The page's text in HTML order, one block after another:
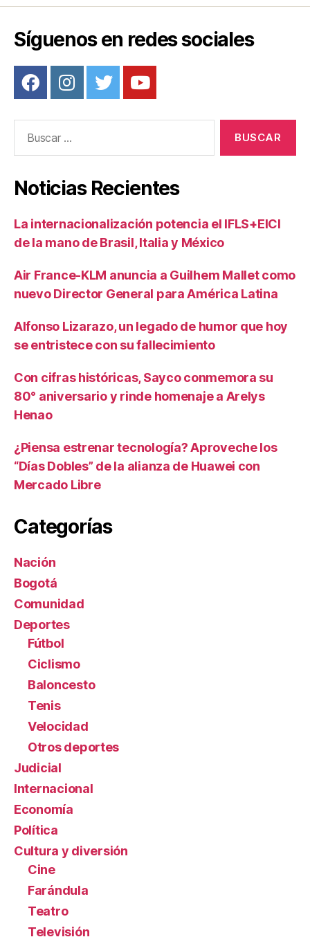
Síguenos en redes sociales
Noticias Recientes
La internacionalización potencia el IFLS+EICI
de la mano de Brasil, Italia y México
Air France-KLM anuncia a Guilhem Mallet como
nuevo Director General para América Latina
Alfonso Lizarazo, un legado de humor que hoy
se entristece con su fallecimiento
Con cifras históricas, Sayco conmemora su
80° aniversario y rinde homenaje a Arelys
Henao
¿Piensa estrenar tecnología? Aproveche los
“Días Dobles” de la alianza de Huawei con
Mercado Libre
Categorías
Nación
Bogotá
Comunidad
Deportes
Fútbol
Ciclismo
Baloncesto
Tenis
Velocidad
Otros deportes
Judicial
Internacional
Economía
Política
Cultura y diversión
Cine
Farándula
Teatro
Televisión